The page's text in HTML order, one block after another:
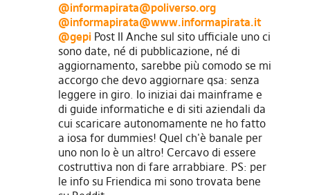
@informapirata@poliverso.org
@informapirata@www.informapirata.it
@gepi Post II Anche sul sito ufficiale uno ci
sono date, né di pubblicazione, né di
aggiornamento, sarebbe più comodo se mi
accorgo che devo aggiornare qsa: senza
leggere in giro. Io iniziai dai mainframe e
di guide informatiche e di siti aziendali da
cui scaricare autonomamente ne ho fatto
a iosa for dummies! Quel ch'è banale per
uno non lo è un altro! Cercavo di essere
costruttiva non di fare arrabbiare. PS: per
le info su Friendica mi sono trovata bene